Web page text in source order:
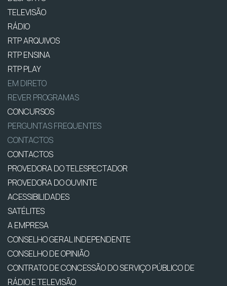
TELEVISÃO
RÁDIO
RTP ARQUIVOS
RTP ENSINA
RTP PLAY
EM DIRETO
REVER PROGRAMAS
CONCURSOS
PERGUNTAS FREQUENTES
CONTACTOS
CONTACTOS
PROVEDORA DO TELESPECTADOR
PROVEDORA DO OUVINTE
ACESSIBILIDADES
SATÉLITES
A EMPRESA
CONSELHO GERAL INDEPENDENTE
CONSELHO DE OPINIÃO
CONTRATO DE CONCESSÃO DO SERVIÇO PÚBLICO DE
RÁDIO E TELEVISÃO